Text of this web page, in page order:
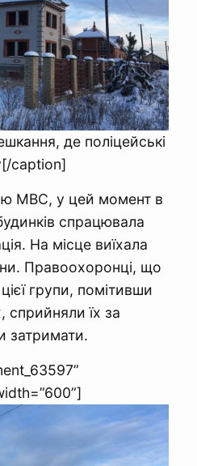
де поліцейські
caption]
МВС, у цей момент в
спрацювала
На місце виїхала
Правоохоронці, що
групи, помітивши
сприйняли їх за
затримати.